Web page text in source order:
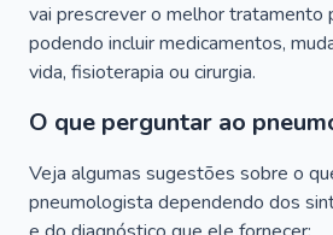
vai prescrever o melhor tratamento
podendo incluir medicamentos,
vida, fisioterapia ou cirurgia.
O que perguntar ao
Veja algumas sugestões sobre o
pneumologista dependendo dos